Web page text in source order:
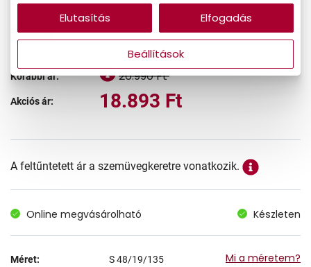
-30%
Korábbi ár: 26.990 Ft
Akciós ár: 18.893 Ft
A feltűntetett ár a szemüvegkeretre vonatkozik.
Online megvásárolható Készleten
Méret: S48/19/135 Mi a méretem?
Beállítások
Elutasítás Elfogadás